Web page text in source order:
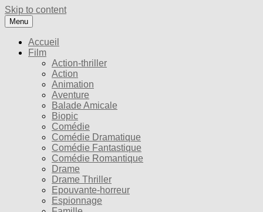
Skip to content
Menu
Accueil
Film
Action-thriller
Action
Animation
Aventure
Balade Amicale
Biopic
Comédie
Comédie Dramatique
Comédie Fantastique
Comédie Romantique
Drame
Drame Thriller
Epouvante-horreur
Espionnage